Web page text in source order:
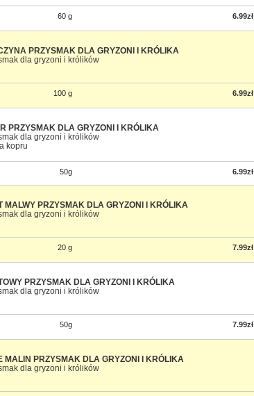
60 g 6.99zł
PRZYSMAK DLA GRYZONI I KRÓLIKA
dla gryzoni i królików
100 g 6.99zł
PRZYSMAK DLA GRYZONI I KRÓLIKA
dla gryzoni i królików
kopru
50g 6.99zł
MALWY PRZYSMAK DLA GRYZONI I KRÓLIKA
dla gryzoni i królików
20 g 7.99zł
PRZYSMAK DLA GRYZONI I KRÓLIKA
dla gryzoni i królików
50g 7.99zł
MALIN PRZYSMAK DLA GRYZONI I KRÓLIKA
dla gryzoni i królików